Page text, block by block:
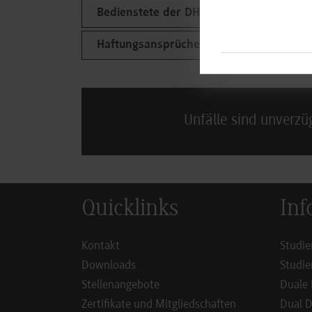
Bedienstete der DHBW Stuttgart sowie
Haftungsansprüche
Unfälle sind
Quicklinks
Kontakt
Downloads
Stellenangebote
Zertifikate und Mitgliedschaften
Duale
Dual